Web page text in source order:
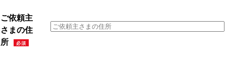
ご依頼主
さまの住
所
必須